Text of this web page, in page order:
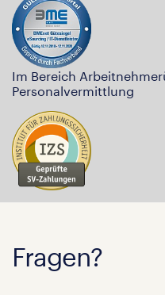
Im Bereich
Personalvermittlung
Fragen?